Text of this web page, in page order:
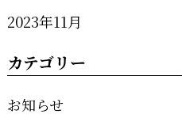
2023年11月
カテゴリー
お知らせ